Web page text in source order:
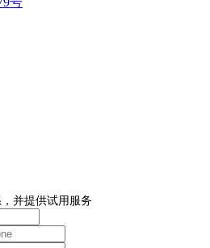
并提供试用服务